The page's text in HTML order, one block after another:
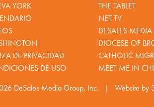
YORK
DE PRIVACIDAD
DE USO
THE TABLET
NET TV
DESALES MEDIA
DIOCESE OF
CATHOLIC
MEET ME IN
DeSales Media Group, Inc. | Website by